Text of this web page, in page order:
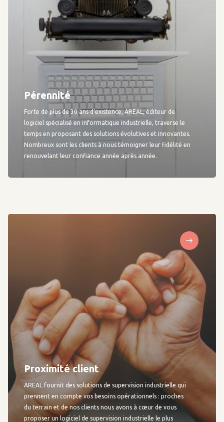
Pérennité
Forte de plus de 30 ans d’existence, AREAL, éditeur de
logiciel spécialisé en informatique industrielle, traverse le
temps en proposant des solutions évolutives et innovantes.
Nombreux sont les clients à nous témoigner leur fidélité en
renouvelant leur confiance année après année.
Proximité client
AREAL fournit des solutions de supervision industrielle qui
prennent en compte vos besoins opérationnels : proches
du terrain et de nos clients nous avons à cœur de vous
proposer un logiciel de supervision industrielle le plus